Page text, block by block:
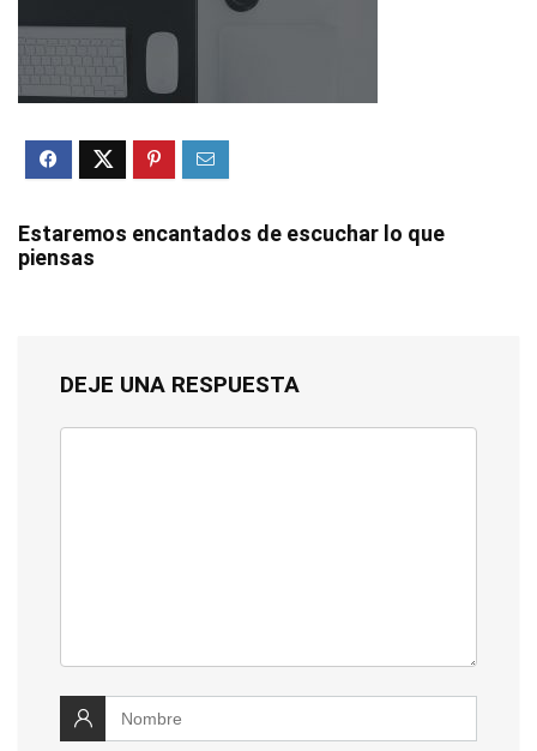
Estaremos encantados de escuchar lo que
piensas
DEJE UNA RESPUESTA